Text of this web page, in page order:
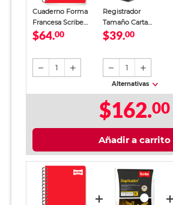
Cuaderno Forma
Francesa Scribe
Clásico Raya 100
$64.00
1
Registrador
Tamaño Carta
Office Depot
$39.00
1
Alternativas
$162.00
Añadir a carrito